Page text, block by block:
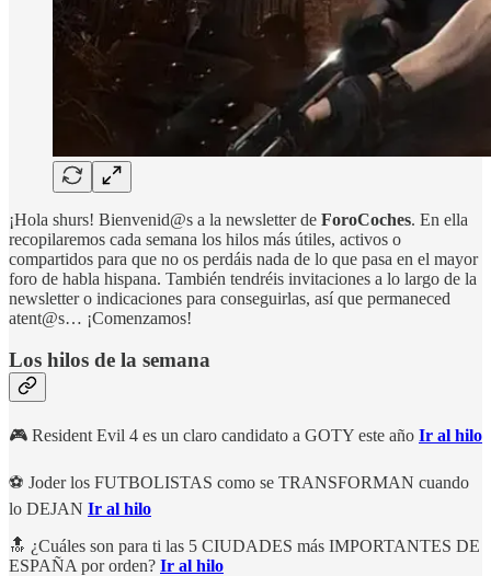
¡Hola shurs! Bienvenid@s a la newsletter de ForoCoches. En ella
recopilaremos cada semana los hilos más útiles, activos o
compartidos para que no os perdáis nada de lo que pasa en el mayor
foro de habla hispana. También tendréis invitaciones a lo largo de la
newsletter o indicaciones para conseguirlas, así que permaneced
atent@s… ¡Comenzamos!
Los hilos de la semana
🎮 Resident Evil 4 es un claro candidato a GOTY este año Ir al hilo
⚽ Joder los FUTBOLISTAS como se TRANSFORMAN cuando
lo DEJAN Ir al hilo
🔝 ¿Cuáles son para ti las 5 CIUDADES más IMPORTANTES DE
ESPAÑA por orden? Ir al hilo